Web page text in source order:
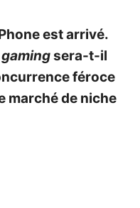
est arrivé.
gamingsera-t-il
féroce
marché de niche